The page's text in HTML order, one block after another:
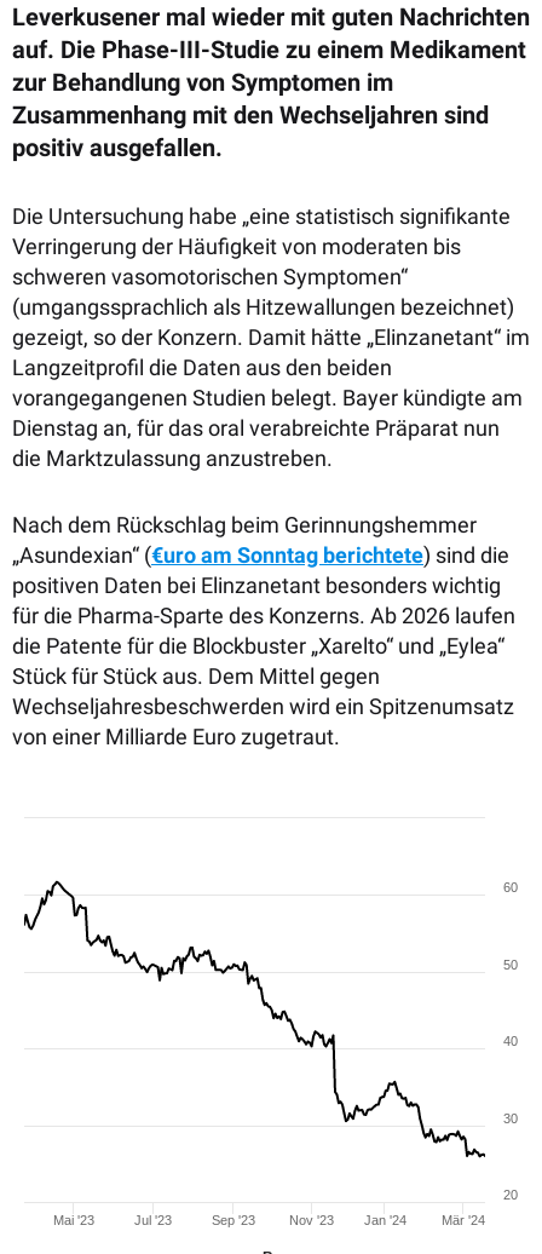
Leverkusener mal wieder mit guten Nachrichten
auf. Die Phase-III-Studie zu einem Medikament
zur Behandlung von Symptomen im
Zusammenhang mit den Wechseljahren sind
positiv ausgefallen.
Die Untersuchung habe „eine statistisch signifikante
Verringerung der Häufigkeit von moderaten bis
schweren vasomotorischen Symptomen“
(umgangssprachlich als Hitzewallungen bezeichnet)
gezeigt, so der Konzern. Damit hätte „Elinzanetant“ im
Langzeitprofil die Daten aus den beiden
vorangegangenen Studien belegt. Bayer kündigte am
Dienstag an, für das oral verabreichte Präparat nun
die Marktzulassung anzustreben.
Nach dem Rückschlag beim Gerinnungshemmer
„Asundexian“ (€uro am Sonntag berichtete) sind die
positiven Daten bei Elinzanetant besonders wichtig
für die Pharma-Sparte des Konzerns. Ab 2026 laufen
die Patente für die Blockbuster „Xarelto“ und „Eylea“
Stück für Stück aus. Dem Mittel gegen
Wechseljahresbeschwerden wird ein Spitzenumsatz
von einer Milliarde Euro zugetraut.
Mai '23 Jul '23 Sep '23 Nov '23 Jan '24 Mär '24
20
30
40
50
60